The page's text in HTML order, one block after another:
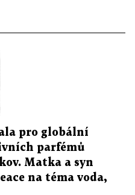
pro globální
parfémů
Matka a syn
na téma voda,